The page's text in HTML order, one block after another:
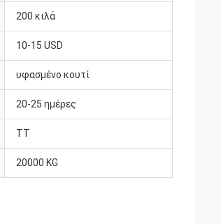
200 κιλά
10-15 USD
υφασμένο κουτί
20-25 ημέρες
TT
20000 KG